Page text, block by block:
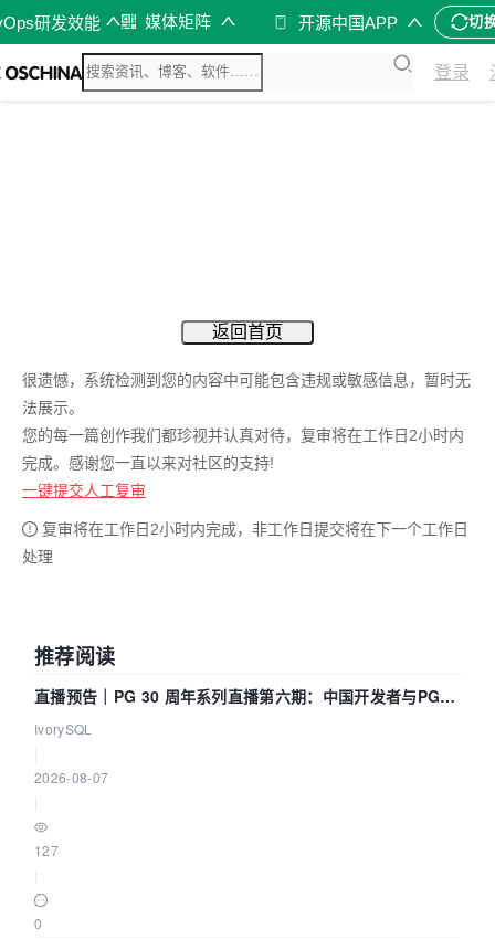
研发效能 媒体矩阵 开源中国APP 切
登录
返回首页
很遗憾，系统检测到您的内容中可能包含违规或敏感信息，暂时无
法展示。
您的每一篇创作我们都珍视并认真对待，复审将在工作日2小时内
完成。感谢您一直以来对社区的支持!
一键提交人工复审
复审将在工作日2小时内完成，非工作日提交将在下一个工作日
处理
推荐阅读
直播预告｜PG 30 周年系列直播第六期：中国开发者与PG内
核——我们改得动吗？我们贡献了什么？
IvorySQL
2026-08-07
127
0